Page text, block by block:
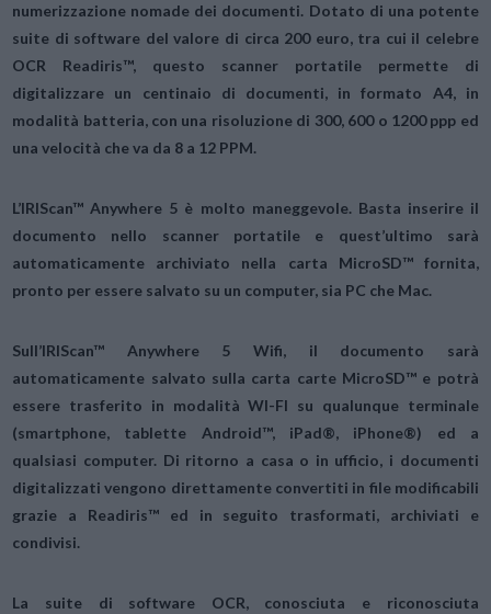
numerizzazione nomade dei documenti. Dotato di una potente
suite di software del valore di circa 200 euro, tra cui il celebre
OCR Readiris™, questo scanner portatilepermette di
digitalizzare un centinaio di documenti, in formato A4, in
modalità batteria, con una risoluzione di 300, 600 o 1200 ppp ed
una velocità che va da 8 a 12 PPM.
L’IRIScan™ Anywhere 5 è molto maneggevole. Basta inserire il
documento nello scanner portatile e quest’ultimo sarà
automaticamente archiviato nella carta MicroSD™ fornita,
pronto per essere salvato su un computer, sia PC che Mac.
Sull’IRIScan™ Anywhere 5 Wifi, il documento sarà
automaticamente salvato sulla carta carte MicroSD™ e potrà
essere trasferito in modalità WI-FI su qualunque terminale
(smartphone, tablette Android™, iPad®, iPhone®) ed a
qualsiasi computer. Di ritorno a casa o in ufficio, i documenti
digitalizzati vengono direttamente convertiti in file modificabili
grazie a Readiris™ ed in seguito trasformati, archiviati e
condivisi.
La suite di software OCR, conosciuta e riconosciuta